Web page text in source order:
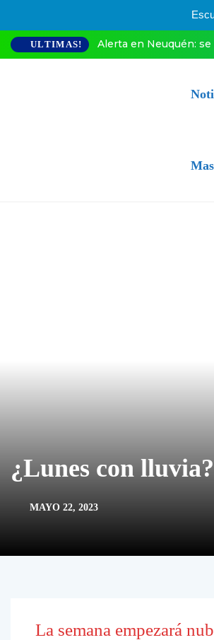
ULTIMAS! Alerta en Neuquén:
¿Lunes con
MAYO 22, 2023
La semana empezará